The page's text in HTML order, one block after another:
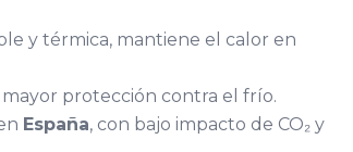
y térmica, mantiene el calor en
protección contra el frío.
España, con bajo impacto de CO₂ y